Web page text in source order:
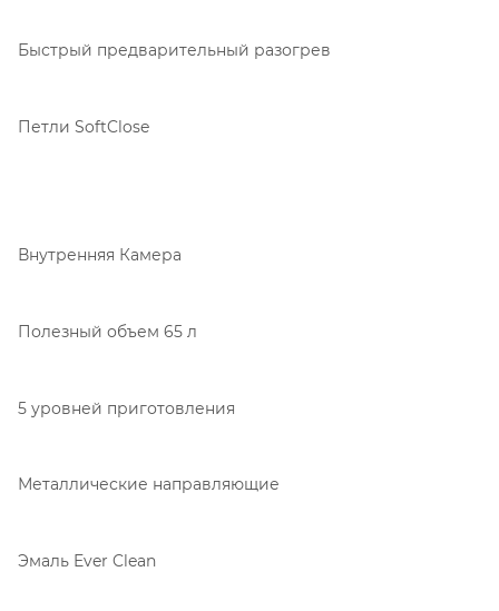
Быстрый предварительный разогрев
Петли SoftClose
Внутренняя Камера
Полезный объем 65 л
5 уровней приготовления
Металлические направляющие
Эмаль Ever Clean